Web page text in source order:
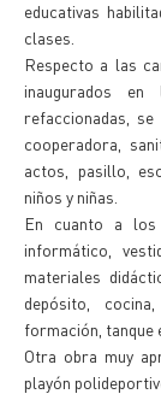
educativas
clases.
Respecto a las
inaugurados
refaccionadas,
cooperadora,
actos, pasillo,
niños y niñas.
En cuanto a
informático,
materiales
depósito,
formación, tanque
Otra obra muy
playón